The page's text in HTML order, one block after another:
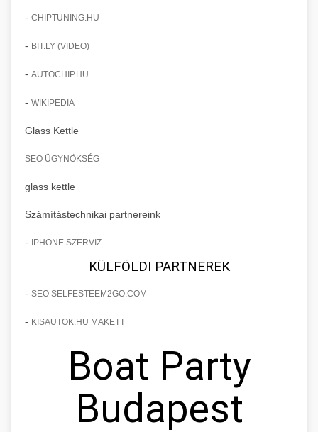
- CHIPTUNING.HU
- BIT.LY (VIDEO)
- AUTOCHIP.HU
- WIKIPEDIA
Glass Kettle
SEO ÜGYNÖKSÉG
glass kettle
Számítástechnikai partnereink
- IPHONE SZERVIZ
KÜLFÖLDI PARTNEREK
- SEO SELFESTEEM2GO.COM
- KISAUTOK.HU MAKETT
Boat Party
Budapest